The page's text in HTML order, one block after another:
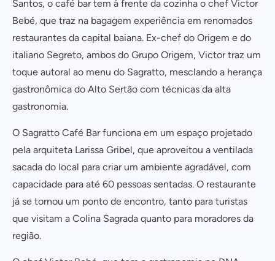
Santos, o café bar tem à frente da cozinha o chef Victor
Bebé, que traz na bagagem experiência em renomados
restaurantes da capital baiana. Ex-chef do Origem e do
italiano Segreto, ambos do Grupo Origem, Victor traz um
toque autoral ao menu do Sagratto, mesclando a herança
gastronômica do Alto Sertão com técnicas da alta
gastronomia.
O Sagratto Café Bar funciona em um espaço projetado
pela arquiteta Larissa Gribel, que aproveitou a ventilada
sacada do local para criar um ambiente agradável, com
capacidade para até 60 pessoas sentadas. O restaurante
já se tornou um ponto de encontro, tanto para turistas
que visitam a Colina Sagrada quanto para moradores da
região.